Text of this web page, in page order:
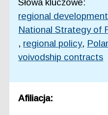
Słowa kluczowe:
regional
National Strategy of
, regional policy,
voivodship contracts
Afiliacja: